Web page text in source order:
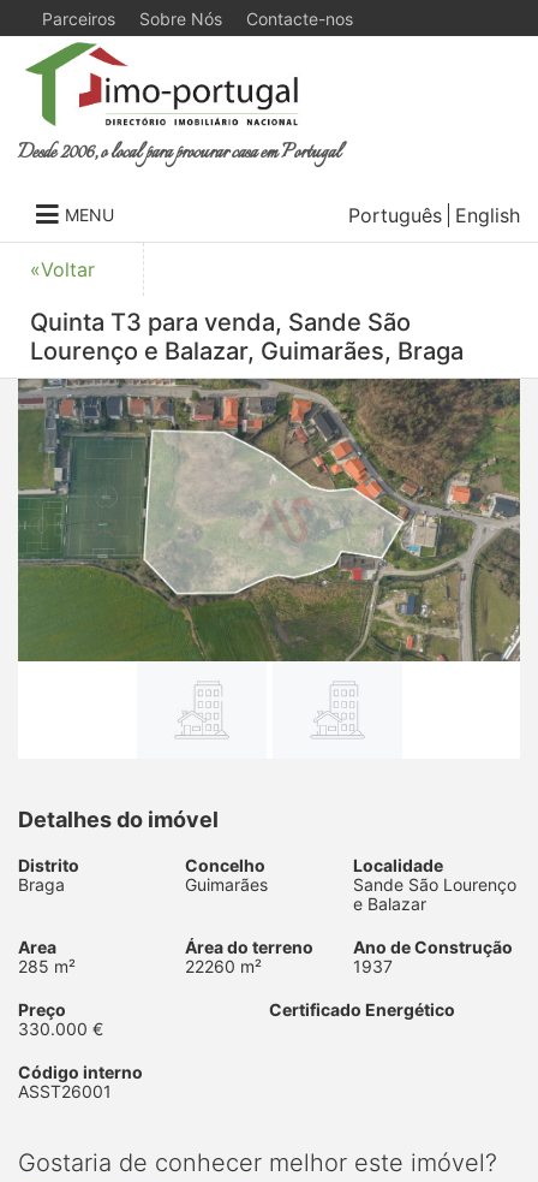
Parceiros Sobre Nós Contacte-nos
Desde 2006, o local para procurar casa em Portugal
MENU Português English
«Voltar
Quinta T3 para venda, Sande São
Lourenço e Balazar, Guimarães, Braga
Detalhes do imóvel
Distrito
Braga
Concelho
Guimarães
Localidade
Sande São Lourenço
e Balazar
Area
285 m²
Área do terreno
22260 m²
Ano de Construção
1937
Preço
330.000 €
Certificado Energético
Código interno
ASST26001
Gostaria de conhecer melhor este imóvel?